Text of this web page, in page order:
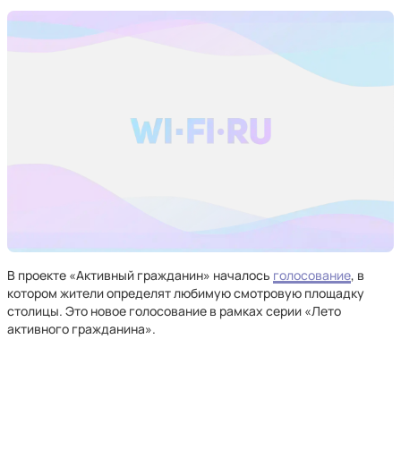
В проекте «Активный гражданин» началось голосование, в
котором жители определят любимую смотровую площадку
столицы. Это новое голосование в рамках серии «Лето
активного гражданина».